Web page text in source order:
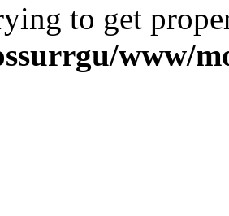
to get
www/